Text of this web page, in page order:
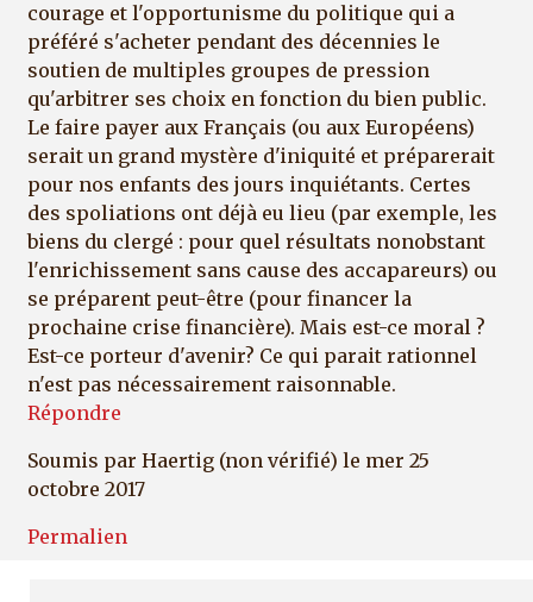
courage et l'opportunisme du politique qui a
préféré s'acheter pendant des décennies le
soutien de multiples groupes de pression
qu'arbitrer ses choix en fonction du bien public.
Le faire payer aux Français (ou aux Européens)
serait un grand mystère d'iniquité et préparerait
pour nos enfants des jours inquiétants. Certes
des spoliations ont déjà eu lieu (par exemple, les
biens du clergé : pour quel résultats nonobstant
l'enrichissement sans cause des accapareurs) ou
se préparent peut-être (pour financer la
prochaine crise financière). Mais est-ce moral ?
Est-ce porteur d'avenir? Ce qui parait rationnel
n'est pas nécessairement raisonnable.
Répondre
Soumis par Haertig (non vérifié) le mer 25
octobre 2017
Permalien